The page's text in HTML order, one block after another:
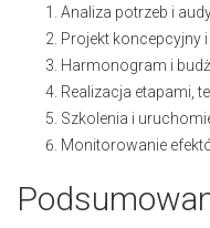
Analiza potrzeb i
Projekt koncepcyjny
Harmonogram i
Realizacja etapami,
Szkolenia i
Monitorowanie